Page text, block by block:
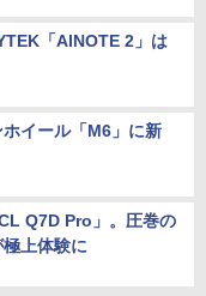
「AINOTE 2」は
イール「M6」に新
Q7D Pro」。圧巻の
上体験に